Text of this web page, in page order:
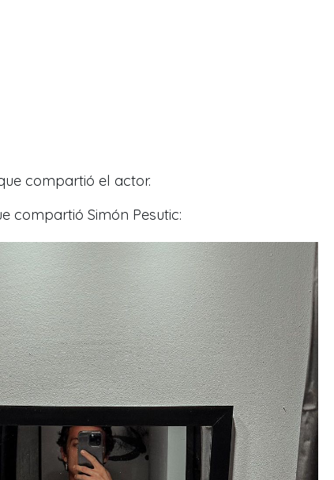
compartió el actor.
compartió Simón Pesutic: